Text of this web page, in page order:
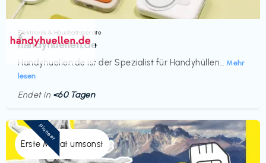
Elektronik & Haushaltsgeräte
handyhuellen.de
Handyhuellen.de ist der Spezialist für Handyhüllen... Mehr
lesen
€‎
Endet in <60 Tagen
Erste Monat umsonst
Pioneer